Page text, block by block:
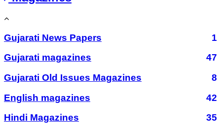
Gujarati News Papers
1
Gujarati magazines
47
Gujarati Old Issues Magazines
8
English magazines
42
Hindi Magazines
35